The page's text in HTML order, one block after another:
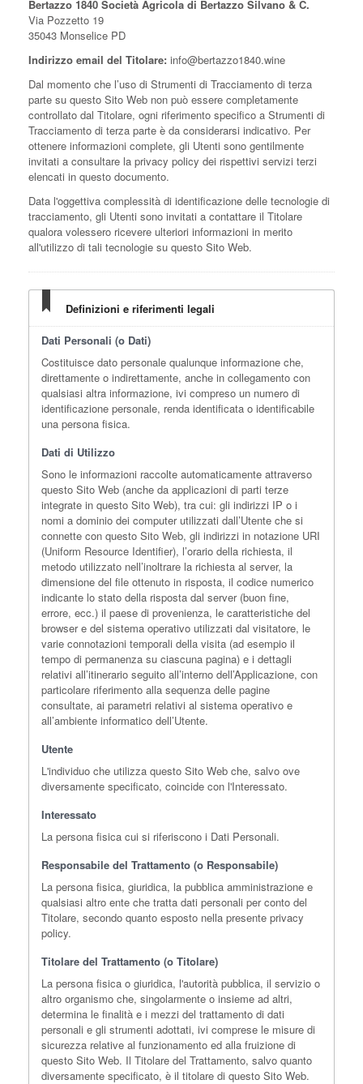
Bertazzo 1840 Società Agricola di Bertazzo Silvano & C.
Via Pozzetto 19
35043 Monselice PD
Indirizzo email del Titolare: info@bertazzo1840.wine
Dal momento che l’uso di Strumenti di Tracciamento di terza
parte su questo Sito Web non può essere completamente
controllato dal Titolare, ogni riferimento specifico a Strumenti di
Tracciamento di terza parte è da considerarsi indicativo. Per
ottenere informazioni complete, gli Utenti sono gentilmente
invitati a consultare la privacy policy dei rispettivi servizi terzi
elencati in questo documento.
Data l'oggettiva complessità di identificazione delle tecnologie di
tracciamento, gli Utenti sono invitati a contattare il Titolare
qualora volessero ricevere ulteriori informazioni in merito
all'utilizzo di tali tecnologie su questo Sito Web.
Definizioni e riferimenti legali
Dati Personali (o Dati)
Costituisce dato personale qualunque informazione che,
direttamente o indirettamente, anche in collegamento con
qualsiasi altra informazione, ivi compreso un numero di
identificazione personale, renda identificata o identificabile
una persona fisica.
Dati di Utilizzo
Sono le informazioni raccolte automaticamente attraverso
questo Sito Web (anche da applicazioni di parti terze
integrate in questo Sito Web), tra cui: gli indirizzi IP o i
nomi a dominio dei computer utilizzati dall’Utente che si
connette con questo Sito Web, gli indirizzi in notazione URI
(Uniform Resource Identifier), l’orario della richiesta, il
metodo utilizzato nell’inoltrare la richiesta al server, la
dimensione del file ottenuto in risposta, il codice numerico
indicante lo stato della risposta dal server (buon fine,
errore, ecc.) il paese di provenienza, le caratteristiche del
browser e del sistema operativo utilizzati dal visitatore, le
varie connotazioni temporali della visita (ad esempio il
tempo di permanenza su ciascuna pagina) e i dettagli
relativi all’itinerario seguito all’interno dell’Applicazione, con
particolare riferimento alla sequenza delle pagine
consultate, ai parametri relativi al sistema operativo e
all’ambiente informatico dell’Utente.
Utente
L'individuo che utilizza questo Sito Web che, salvo ove
diversamente specificato, coincide con l'Interessato.
Interessato
La persona fisica cui si riferiscono i Dati Personali.
Responsabile del Trattamento (o Responsabile)
La persona fisica, giuridica, la pubblica amministrazione e
qualsiasi altro ente che tratta dati personali per conto del
Titolare, secondo quanto esposto nella presente privacy
policy.
Titolare del Trattamento (o Titolare)
La persona fisica o giuridica, l'autorità pubblica, il servizio o
altro organismo che, singolarmente o insieme ad altri,
determina le finalità e i mezzi del trattamento di dati
personali e gli strumenti adottati, ivi comprese le misure di
sicurezza relative al funzionamento ed alla fruizione di
questo Sito Web. Il Titolare del Trattamento, salvo quanto
diversamente specificato, è il titolare di questo Sito Web.